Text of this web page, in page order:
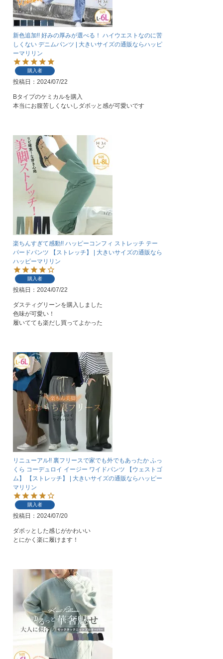
新色追加!! 好みの厚みが選べる！ ハイウエストなのに苦
しくない デニムパンツ | 大きいサイズの通販ならハッピ
ーマリリン
購入者
投稿日 2024/07/22
Bタイプのケミカルを購入
本当にお腹苦しくないしダボッと感が可愛いです
楽ちんすぎて感動!! ハッピーコンフィ ストレッチ テー
パードパンツ 【ストレッチ】 | 大きいサイズの通販なら
ハッピーマリリン
購入者
投稿日 2024/07/22
ダスティグリーンを購入しました
色味が可愛い！
履いてても楽だし買ってよかった
リニューアル!! 裏フリースで家でも外でもあったか ふっ
くら コーデュロイ イージー ワイドパンツ 【ウェストゴ
ム】 【ストレッチ】 | 大きいサイズの通販ならハッピー
マリリン
購入者
投稿日 2024/07/20
ダボッとした感じがかわいい
とにかく楽に履けます！